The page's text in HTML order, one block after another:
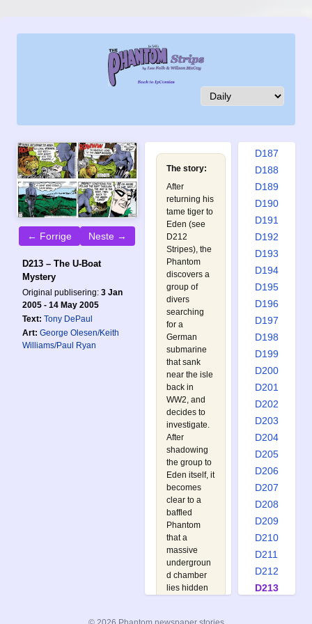
← Forrige Neste →
D213 – The U-Boat
Mystery
Original publisering: 3 Jan
2005 - 14 May 2005
Text: Tony DePaul
Art: George Olesen/Keith
Williams/Paul Ryan
The story:
After
returning his
tame tiger to
Eden (see
D212
Stripes), the
Phantom
discovers a
group of
divers
searching
for a
German
submarine
that sank
near the isle
back in
WW2, and
decides to
investigate.
After
shadowing
the group to
Eden itself, it
becomes
clear to a
baffled
Phantom
that a
massive
undergroun
d chamber
lies hidden
D180
D183
D187
D188
D189
D190
D191
D192
D193
D194
D195
D196
D197
D198
D199
D200
D201
D202
D203
D204
D205
D206
D207
D208
D209
D210
D211
D212
D213